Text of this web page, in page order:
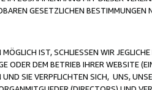
GESETZLICHEN BESTIMMUNGEN
IST, SCHLIESSEN WIR
DEM BETRIEB IHRER WEBSITE
SIE VERPFLICHTEN SICH, UNS,